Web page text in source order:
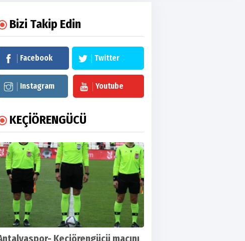
Bizi Takip Edin
Facebook Twitter
Instagram Youtube
KEÇİÖRENGÜCÜ